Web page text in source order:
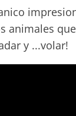
animales
y ...volar!